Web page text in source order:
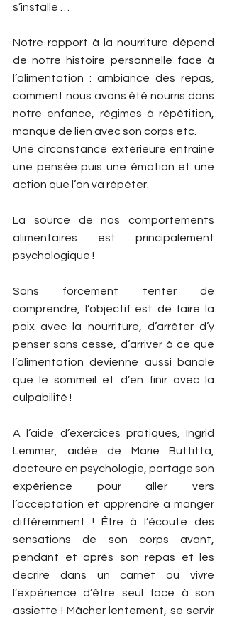
s’installe …
Notre rapport à la nourriture dépend
de notre histoire personnelle face à
l’alimentation : ambiance des repas,
comment nous avons été nourris dans
notre enfance, régimes à répétition,
manque de lien avec son corps etc.
Une circonstance extérieure entraine
une pensée puis une émotion et une
action que l’on va répéter.
La source de nos comportements
alimentaires est principalement
psychologique !
Sans forcément tenter de
comprendre, l’objectif est de faire la
paix avec la nourriture, d’arrêter d’y
penser sans cesse, d’arriver à ce que
l’alimentation devienne aussi banale
que le sommeil et d’en finir avec la
culpabilité !
A l’aide d’exercices pratiques, Ingrid
Lemmer, aidée de Marie Buttitta,
docteure en psychologie, partage son
expérience pour aller vers
l’acceptation et apprendre à manger
différemment ! Être à l’écoute des
sensations de son corps avant,
pendant et après son repas et les
décrire dans un carnet ou vivre
l’expérience d’être seul face à son
assiette ! Mâcher lentement, se servir